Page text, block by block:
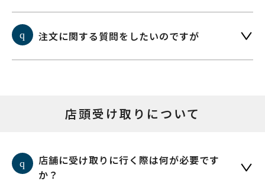
注文に関する質問をしたいのですが
店頭受け取りについて
店舗に受け取りに行く際は何が必要です
か？